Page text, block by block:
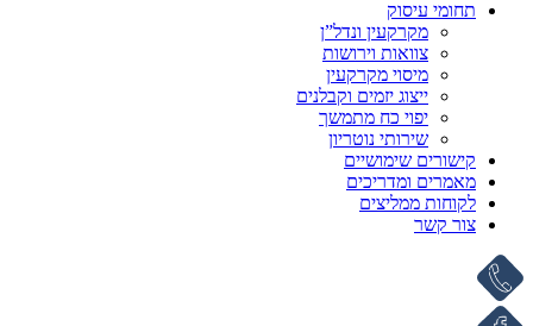
תחומי עיסוק
מקרקעין ונדל”ן
צוואות וירושות
מיסוי מקרקעין
ייצוג יזמים וקבלנים
יפוי כח מתמשך
שירותי נוטריון
קישורים שימושיים
מאמרים ומדריכים
לקוחות ממליצים
צור קשר